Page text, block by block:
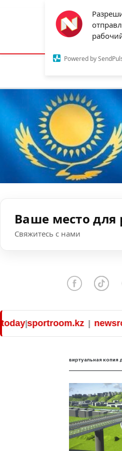
Powered by
Астана:
Ваше место для
Свяжитесь с нами
|sportroom.kz|
виртуальная